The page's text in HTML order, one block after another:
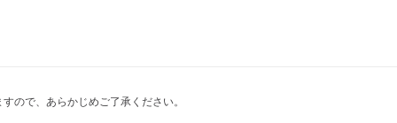
ので、あらかじめご了承ください。